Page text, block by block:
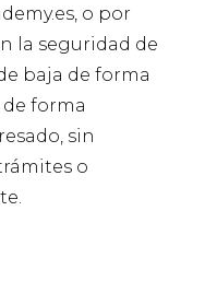
o por
la seguridad de
baja de forma
forma
sin
o